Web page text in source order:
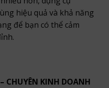
hiệu quả và khả năng
để bạn có thể cảm
CHUYÊN KINH DOANH